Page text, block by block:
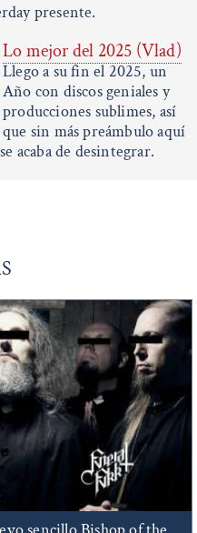
presente.
Lo mejor del 2025 (Vlad)
Llego a su fin el 2025, un
Año con discos geniales y
producciones sublimes, así
que sin más preámbulo aquí
acaba de desintegrar.